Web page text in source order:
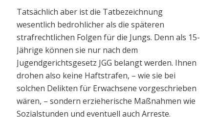
Tatsächlich aber ist die Tatbezeichnung
wesentlich bedrohlicher als die späteren
strafrechtlichen Folgen für die Jungs. Denn als 15-
Jährige können sie nur nach dem
Jugendgerichtsgesetz JGG belangt werden. Ihnen
drohen also keine Haftstrafen, – wie sie bei
solchen Delikten für Erwachsene vorgeschrieben
wären, – sondern erzieherische Maßnahmen wie
Sozialstunden und eventuell auch Arreste.